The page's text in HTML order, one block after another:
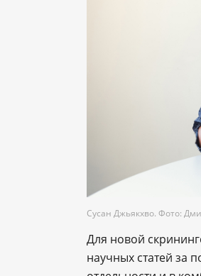
Сусан Джьякхво. Фото:
Для новой
научных статей за